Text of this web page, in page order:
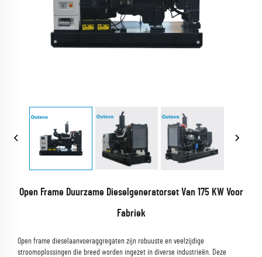
Open Frame Duurzame Dieselgeneratorset Van 175 KW Voor
Fabriek
Open frame dieselaanvoeraggregaten zijn robuuste en veelzijdige
stroomoplossingen die breed worden ingezet in diverse industrieën. Deze